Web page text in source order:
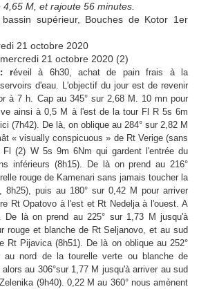
M, et rajoute 56 minutes.
réveil à 6h30, achat de pain frais à la
d'eau. L'objectif du jour est de revenir
à 7 h. Cap au 345° sur 2,68 M. 10 mn pour
ainsi à 0,5 M à l'est de la tour Fl R 5s 6m
(7h42). De là, on oblique au 284° sur 2,82 M
« visually conspicuous » de Rt Verige (sans
(2) W 5s 9m 6Nm qui gardent l'entrée du
inférieurs (8h15). De là on prend au 216°
rouge de Kamenari sans jamais toucher la
8h25), puis au 180° sur 0,42 M pour arriver
Rt Opatovo à l'est et Rt Nedelja à l'ouest. A
De là on prend au 225° sur 1,73 M jusqu'à
rouge et blanche de Rt Seljanovo, et au sud
Rt Pijavica (8h51). De là on oblique au 252°
au nord de la tourelle verte ou blanche de
au 306°sur 1,77 M jusqu'à arriver au sud
(9h40). 0,22 M au 360° nous amènent